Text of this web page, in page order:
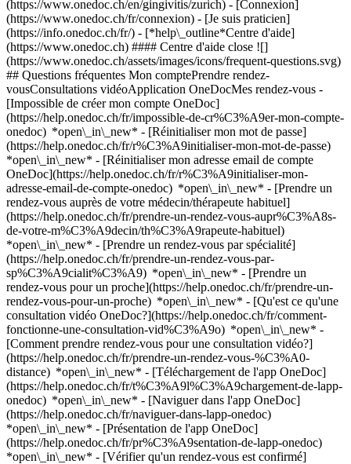
(https://www.onedoc.ch/en/gingivitis/zurich) - [Connexion]
(https://www.onedoc.ch/fr/connexion) - [Je suis praticien]
(https://info.onedoc.ch/fr/) - [*help\_outline*Centre d'aide]
(https://www.onedoc.ch) #### Centre d'aide close ![]
(https://www.onedoc.ch/assets/images/icons/frequent-questions.svg)
## Questions fréquentes Mon comptePrendre rendez-
vousConsultations vidéoApplication OneDocMes rendez-vous -
[Impossible de créer mon compte OneDoc]
(https://help.onedoc.ch/fr/impossible-de-cr%C3%A9er-mon-compte-
onedoc) *open\_in\_new* - [Réinitialiser mon mot de passe]
(https://help.onedoc.ch/fr/r%C3%A9initialiser-mon-mot-de-passe)
*open\_in\_new* - [Réinitialiser mon adresse email de compte
OneDoc](https://help.onedoc.ch/fr/r%C3%A9initialiser-mon-
adresse-email-de-compte-onedoc) *open\_in\_new* - [Prendre un
rendez-vous auprès de votre médecin/thérapeute habituel]
(https://help.onedoc.ch/fr/prendre-un-rendez-vous-aupr%C3%A8s-
de-votre-m%C3%A9decin/th%C3%A9rapeute-habituel)
*open\_in\_new* - [Prendre un rendez-vous par spécialité]
(https://help.onedoc.ch/fr/prendre-un-rendez-vous-par-
sp%C3%A9cialit%C3%A9) *open\_in\_new* - [Prendre un
rendez-vous pour un proche](https://help.onedoc.ch/fr/prendre-un-
rendez-vous-pour-un-proche) *open\_in\_new* - [Qu'est ce qu'une
consultation vidéo OneDoc?](https://help.onedoc.ch/fr/comment-
fonctionne-une-consultation-vid%C3%A9o) *open\_in\_new* -
[Comment prendre rendez-vous pour une consultation vidéo?]
(https://help.onedoc.ch/fr/prendre-un-rendez-vous-%C3%A0-
distance) *open\_in\_new* - [Téléchargement de l'app OneDoc]
(https://help.onedoc.ch/fr/t%C3%A9l%C3%A9chargement-de-lapp-
onedoc) *open\_in\_new* - [Naviguer dans l'app OneDoc]
(https://help.onedoc.ch/fr/naviguer-dans-lapp-onedoc)
*open\_in\_new* - [Présentation de l'app OneDoc]
(https://help.onedoc.ch/fr/pr%C3%A9sentation-de-lapp-onedoc)
*open\_in\_new* - [Vérifier qu'un rendez-vous est confirmé](https://help.onedoc.ch/fr/v%C3%A9rifier-quun-rendez-vous-est-confirm%C3%A9) *open\_in\_new* - [Annuler un rendez-vous pris en ligne sur OneDoc](https://help.onedoc.ch/fr/annuler-un-rendez-vous-pris-en-ligne-sur-onedoc) *open\_in\_new* - [Je ne reçois pas de confirmation de rendez-vous](https://help.onedoc.ch/fr/je-ne-re%C3%A7ois-pas-de-confirmation-de-rendez-vous) *open\_in\_new* [Voir tous nos articles *open\_in\_new*](https://help.onedoc.ch/fr/) close ## Modifier votre recherche ![Maison avec un signe plus annonçant qu’une consultation peut être effectuée sur place](https://www.onedoc.ch/assets/images/icons/on-site.svg) Sur place ![Caméra avec un symbole lecture annonçant qu’une consultation peut être effectuée à distance en vidéo](https://www.onedoc.ch/assets/images/icons/remote.svg) À distance Rechercher #### Spécialités #### Praticiens #### Établissements edit Gingivite à Zurich tune Filtrer par Nouveaux patients*keyboard\_arrow\_down* - Acceptés*check\_circle* Langue parlée*keyboard\_arrow\_down* - Allemand*check\_circle* - Anglais*check\_circle* - Espagnol*check\_circle* Sexe*keyboard\_arrow\_down* - Femme*check\_circle* - Homme*check\_circle* Disponibilité*keyboard\_arrow\_down* - Disponible aujourdhui*check\_circle* - Dans les 3 prochains jours*check\_circle* - Dans les 7 prochains jours*check\_circle* - Dans les 14 prochains jours*check\_circle* # __Gingivite__ à __Zurich__: prenez rendez-vous en ligne aujourd'hui ## 3 résultats à Zurich [![Dr. med. dent. Hans-Jörg Becker, médecin-dentiste à Zurich](https://assets.onedoc.ch/images/users/9fec7a488f110f816180025638ccd9c5c709590309f4517f29eb08b4d9edc71e-small.jpg "Dr. med. dent. Hans-Jörg Becker, médecin-dentiste à Zurich")](https://www.onedoc.ch/fr/medecin-dentiste/zurich/pck8f/dr-med-dent-hans-jorg-becker) ### [Dr. med. dent. Hans-Jörg Becker](https://www.onedoc.ch/fr/medecin-dentiste/zurich/pck8f/dr-med-dent-hans-jorg-becker) ![Badge indiquant un profil vérifié](https://www.onedoc.ch/assets/images/icons/checkmark.svg) [Médecin-dentiste](https://www.onedoc.ch/fr/medecin-dentiste/zurich) [Zahnarztpraxis im Seefeld](https://www.onedoc.ch/fr/cabinet-dentaire/zurich/e69j/zahnarztpraxis-im-seefeld) Seefeldstrasse 88 8008 Zurich ![Icône patient avec un signe plus annonçant que le professionnel accepte de nouveaux patients](https://www.onedoc.ch/assets/images/icons/new-patients.svg)Accepte les nouveaux patients [Réserver un RDV](https://www.onedoc.ch/fr/medecin-dentiste/zurich/pck8f/dr-med-dent-hans-jorg-becker) Expertises: Gingivite, [Bruxisme | Grincement des dents](https://www.onedoc.ch/fr/bruxisme-grincement-des-dents/zurich), [Dévitalisation](https://www.onedoc.ch/fr/devitalisation/zurich), [Parodontologie | Soin des gencives | Déchaussement des dents](https://www.onedoc.ch/fr/parodontologie-soin-des-gencives-dechaussement-des-dents/zurich), [Extraction dentaire | Dents de sagesse](https://www.onedoc.ch/fr/extraction-dentaire-dents-de-sagesse/zurich), [Implant dentaire](https://www.onedoc.ch/fr/implant-dentaire/zurich), [Infection dentaire | Rage de dents](https://www.onedoc.ch/fr/infection-dentaire-rage-de-dents/zurich), [Couronne dentaire](https://www.onedoc.ch/fr/couronne-dentaire/zurich), [Facette dentaire céramique | Veneer](https://www.onedoc.ch/fr/facette-dentaire-ceramique-veneer/zurich)Voir plus *chevron\_left* mer. 05 août *chevron\_right* Voir plus de rendez-vous *error\_outline* Une erreur s'est produite lors du chargement des disponibilités [Réessayer](https://www.onedoc.ch) Expertises: Gingivite, [Bruxisme | Grincement des dents](https://www.onedoc.ch/fr/bruxisme-grincement-des-dents/zurich), [Dévitalisation](https://www.onedoc.ch/fr/devitalisation/zurich), [Parodontologie | Soin des gencives | Déchaussement des dents](https://www.onedoc.ch/fr/parodontologie-soin-des-gencives-dechaussement-des-dents/zurich), [Extraction dentaire | Dents de sagesse](https://www.onedoc.ch/fr/extraction-dentaire-dents-de-sagesse/zurich), [Implant dentaire](https://www.onedoc.ch/fr/implant-dentaire/zurich), [Infection dentaire | Rage de dents](https://www.onedoc.ch/fr/infection-dentaire-rage-de-dents/zurich), [Couronne dentaire](https://www.onedoc.ch/fr/couronne-dentaire/zurich), [Facette dentaire céramique | Veneer](https://www.onedoc.ch/fr/facette-dentaire-ceramique-veneer/zurich)Voir plus [![Dr. med. dent. Kyros Forouzan, médecin-dentiste à Zurich](https://assets.onedoc.ch/images/users/2a4e085f2eec511b1409008d1bbab4c7af00b2acfc14b005d61b7a0fc196cd85-small.jpg "Dr. med. dent. Kyros Forouzan, médecin-dentiste à Zurich")](https://www.onedoc.ch/fr/medecin-dentiste/zurich/pc4bn/dr-med-dent-kyros-forouzan) ### [Dr. med. dent. Kyros Forouzan](https://www.onedoc.ch/fr/medecin-dentiste/zurich/pc4bn/dr-med-dent-kyros-forouzan) ![Badge indiquant un profil vérifié](https://www.onedoc.ch/assets/images/icons/checkmark.svg) [Médecin-dentiste](https://www.onedoc.ch/fr/medecin-dentiste/zurich) [Zahnarztpraxis Dr. Forouzan](https://www.onedoc.ch/fr/cabinet-dentaire/zurich/ebff7/zahnarztpraxis-dr-forouzan) Sihlweidstrasse 1 8041 Zurich ![Icône patient avec un signe plus annonçant que le professionnel accepte de nouveaux patients](https://www.onedoc.ch/assets/images/icons/new-patients.svg)Accepte les nouveaux patients [Réserver un RDV](https://www.onedoc.ch/fr/medecin-dentiste/zurich/pc4bn/dr-med-dent-kyros-forouzan) Expertises: Gingivite, [Abcès dentaire](https://www.onedoc.ch/fr/abces-dentaire/zurich), [Carie](https://www.onedoc.ch/fr/carie/zurich), [Couronne dentaire](https://www.onedoc.ch/fr/couronne-dentaire/zurich), [Bruxisme | Grincement des dents](https://www.onedoc.ch/fr/bruxisme-grincement-des-dents/zurich), [Parodontologie | Soin des gencives | Déchaussement des dents](https://www.onedoc.ch/fr/parodontologie-soin-des-gencives-dechaussement-des-dents/zurich), [Infection dentaire | Rage de dents](https://www.onedoc.ch/fr/infection-dentaire-rage-de-dents/zurich), [Implant dentaire](https://www.onedoc.ch/fr/implant-dentaire/zurich), [Troubles de l’articulation temporo mandibulaire (ATM) | troubles de la mastication](https://www.onedoc.ch/fr/troubles-de-l-articulation-temporo-mandibulaire-atm-troubles-de-la-mastication/zurich)Voir plus *chevron\_left* mer. 05 août *chevron\_right* Voir plus de rendez-vous *error\_outline* Une erreur s'est produite lors du chargement des disponibilités [Réessayer](https://www.onedoc.ch) Expertises: Gingivite, [Abcès dentaire](https://www.onedoc.ch/fr/abces-dentaire/zurich), [Carie](https://www.onedoc.ch/fr/carie/zurich), [Couronne dentaire](https://www.onedoc.ch/fr/couronne-dentaire/zurich), [Bruxisme | Grincement des dents](https://www.onedoc.ch/fr/bruxisme-grincement-des-dents/zurich), [Parodontologie | Soin des gencives | Déchaussement des dents](https://www.onedoc.ch/fr/parodontologie-soin-des-gencives-dechaussement-des-dents/zurich), [Infection dentaire | Rage de dents](https://www.onedoc.ch/fr/infection-dentaire-rage-de-dents/zurich), [Implant dentaire](https://www.onedoc.ch/fr/implant-dentaire/zurich), [Troubles de l’articulation temporo mandibulaire (ATM) | troubles de la mastication](https://www.onedoc.ch/fr/troubles-de-l-articulation-temporo-mandibulaire-atm-troubles-de-la-mastication/zurich)Voir plus [![Mme Angela Jeck, hygiéniste dentaire à Zurich](https://assets.onedoc.ch/images/users/3658fde730783172c7ea38d57463166d3cd87376a6e80bfd5eb0cc55b493f82b-small.png "Mme Angela Jeck, hygiéniste dentaire à Zurich")](https://www.onedoc.ch/fr/hygieniste-dentaire/zurich/pc3li/angela-jeck) ### [Mme Angela Jeck](https://www.onedoc.ch/fr/hygieniste-dentaire/zurich/pc3li/angela-jeck) ![Badge indiquant un profil vérifié](https://www.onedoc.ch/assets/images/icons/checkmark.svg) [Hygiéniste dentaire](https://www.onedoc.ch/fr/hygieniste-dentaire/zurich) [Dentalhygiene Jeck](https://www.onedoc.ch/fr/cabinet-dentaire/zurich/ebe6s/dentalhygiene-jeck) Limmatquai 24 8001 Zurich ![Icône patient avec un signe plus annonçant que le professionnel accepte de nouveaux patients](https://www.onedoc.ch/assets/images/icons/new-patients.svg)Accepte les nouveaux patients [Réserver un RDV](https://www.onedoc.ch/fr/hygieniste-dentaire/zurich/pc3li/angela-jeck) Expertises: Gingivite, [Bruxisme | Grincement des dents](https://www.onedoc.ch/fr/bruxisme-grincement-des-dents/zurich), [Hygiène dentaire pédiatrique](https://www.onedoc.ch/fr/hygiene-dentaire-pediatrique/zurich), [Polissage dentaire](https://www.onedoc.ch/fr/polissage-dentaire/zurich)Voir plus *chevron\_left* mer. 05 août *chevron\_right* Voir plus de rendez-vous *error\_outline* Une erreur s'est produite lors du chargement des disponibilités [Réessayer](https://www.onedoc.ch) Expertises: Gingivite, [Bruxisme | Grincement des dents](https://www.onedoc.ch/fr/bruxisme-grincement-des-dents/zurich), [Hygiène dentaire pédiatrique](https://www.onedoc.ch/fr/hygiene-dentaire-pediatrique/zurich), [Polissage dentaire](https://www.onedoc.ch/fr/polissage-dentaire/zurich)Voir plus ## __Gingivite__: d'autres spécialistes sont réservables en ligne dans les environs de __Zurich__ [![Dr. med. dent. Jochen Bastian, médecin-dentiste à Adliswil](https://assets.onedoc.ch/images/users/21eef4af8736d5feb691bc7f65246d8c38a7fab0b1f2de52bbf74c36637d3c06-small.jpg "Dr. med. dent. Jochen Bastian, médecin-dentiste à Adliswil")](https://www.onedoc.ch/fr/medecin-dentiste/adliswil/pctko/dr-med-dent-jochen-bastian) ### [Dr. med. dent. Jochen Bastian](https://www.onedoc.ch/fr/medecin-dentiste/adliswil/pctko/dr-med-dent-jochen-bastian) ![Badge indiquant un profil vérifié](https://www.onedoc.ch/assets/images/icons/checkmark.svg) [Médecin-dentiste](https://www.onedoc.ch/fr/medecin-dentiste/adliswil) [Zahnarztpraxis Höfe Adliswil GmbH](https://www.onedoc.ch/fr/cabinet-dentaire/adliswil/e9ey/zahnarztpraxis-hofe-adliswil-gmbh) Dietlimoosplatz 1 8134 Adliswil ![Icône patient avec un signe plus annonçant qu